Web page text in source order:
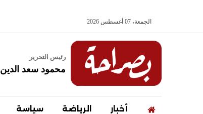
الجمعة، 07 أغسطس 2026
رئيس التحرير
محمود سعد الدين
أخبار الرياضة سياسة